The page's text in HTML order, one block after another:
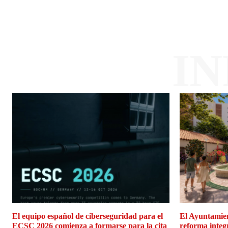
El equipo español de ciberseguridad para el
ECSC 2026 comienza a formarse para la cita
El
reforma